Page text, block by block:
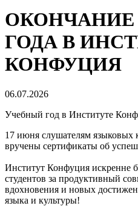
ОКОНЧАНИЕ
ГОДА В
КОНФУЦИЯ
06.07.2026
Учебный год в Институте
17 июня слушателям языковых
вручены сертификаты об
Институт Конфуция искренне
студентов за продуктивный
вдохновения и новых
языка и культуры!